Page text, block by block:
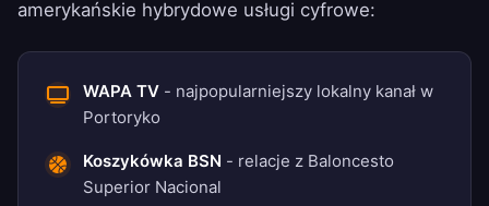
amerykańskie hybrydowe usługi cyfrowe:
WAPA TV - najpopularniejszy lokalny kanał w
Portoryko
Koszykówka BSN - relacje z Baloncesto
Superior Nacional